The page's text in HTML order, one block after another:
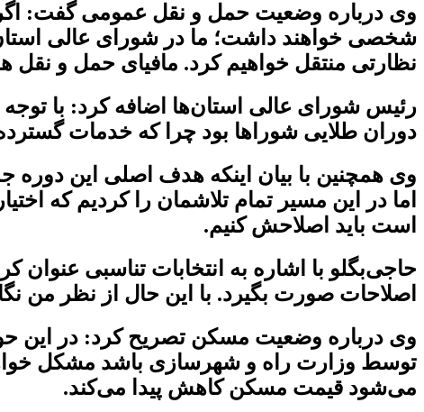
وی درباره وضعیت حمل و نقل عمومی گفت:
شخصی خواهند داشت؛ ما در شورای عالی
نظارتی منتقل خواهیم کرد. مافیای حمل و نقل
دوران طلایی شوراها بود چرا که خدمات
وی همچنین با بیان اینکه هدف اصلی این دوره
اما در این مسیر تمام تلاشمان را کردیم که
است باید اصلاحش کنیم.
حاجی‌بگلو با اشاره به انتخابات تناسبی عنوان
اصلاحات صورت بگیرد. با این حال از نظر من
توسط وزارت راه و شهرسازی باشد مشکل
می‌شود قیمت مسکن کاهش پیدا می‌کند.